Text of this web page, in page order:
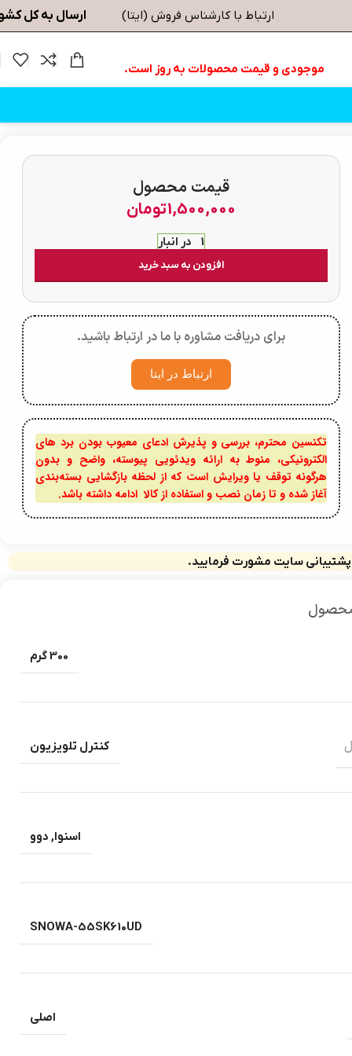
ارتباط با کارشناس فروش (ایتا) ارسال به کل
موجودی و قیمت محصولات به روز است.
قیمت محصول
1,500,000تومان
1 در انبار
افزودن به سبد خرید
برای دریافت مشاوره با ما در ارتباط باشید.
ارتباط در ایتا
تکنسین محترم، بررسی و پذیرش ادعای معیوب بودن برد های
الکترونیکی، منوط به ارائه ویدئویی پیوسته، واضح و بدون
هرگونه توقف یا ویرایش است که از لحظه بازگشایی بسته‌بندی
آغاز شده و تا زمان نصب و استفاده از کالا ادامه داشته باشد.
سایت مشورت فرمایید.
محصول
300 گرم
کنترل تلویزیون
اسنوا, دوو
SNOWA-55SK610UD
اصلی